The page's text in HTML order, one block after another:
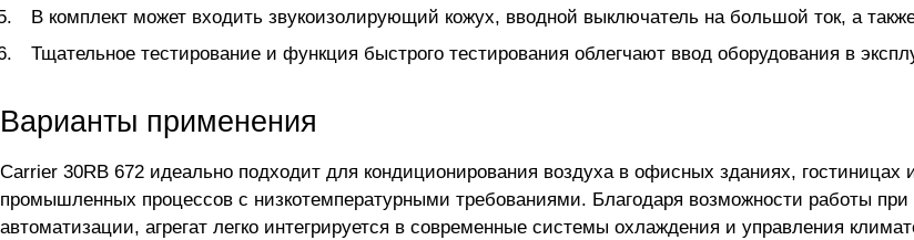
В комплект может входить звукоизолирующий кожух, вводной выключатель на большой ток, а
Тщательное тестирование и функция быстрого тестирования облегчают ввод оборудования в
Варианты применения
Carrier 30RB 672 идеально подходит для кондиционирования воздуха в офисных зданиях, гостиницах
промышленных процессов с низкотемпературными требованиями. Благодаря возможности работы
автоматизации, агрегат легко интегрируется в современные системы охлаждения и управления